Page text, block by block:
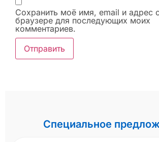
Сохранить моё имя, email и адрес
браузере для последующих моих
комментариев.
Специальное